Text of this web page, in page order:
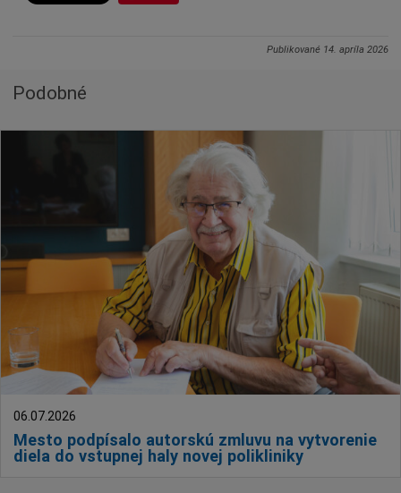
Publikované 14. apríla 2026
Podobné
Mesto podpísalo autorskú zmluvu na vytvorenie
diela do vstupnej haly novej polikliniky
06.07.2026